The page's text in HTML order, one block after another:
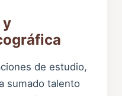
y
de estudio,
sumado talento